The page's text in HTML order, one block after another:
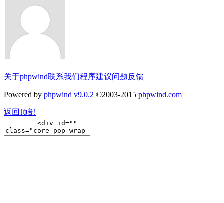
关于phpwind联系我们程序建议问题反馈
Powered by phpwind v9.0.2 ©2003-2015 phpwind.com
返回顶部